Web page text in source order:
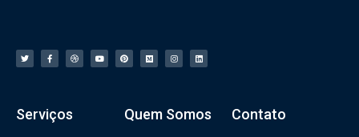
Serviços Quem Somos Contato